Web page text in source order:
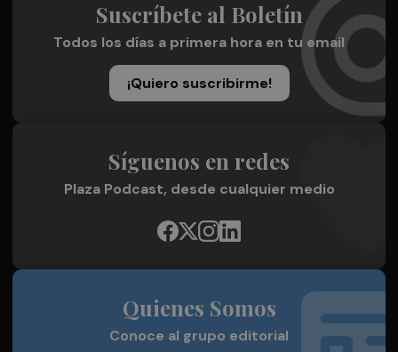
Suscríbete al Boletín
Todos los días a primera hora en tu email
¡Quiero suscribirme!
Síguenos en redes
Plaza Podcast, desde cualquier medio
Quienes Somos
Conoce al grupo editorial